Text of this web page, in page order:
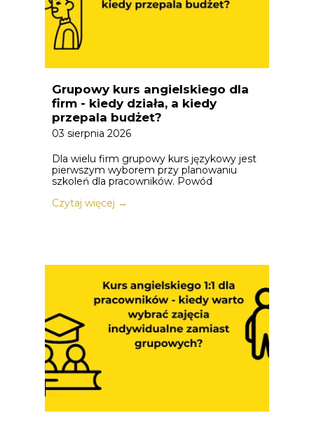
Grupowy kurs angielskiego dla
firm - kiedy działa, a kiedy
przepala budżet?
03 sierpnia 2026
Dla wielu firm grupowy kurs językowy jest
pierwszym wyborem przy planowaniu
szkoleń dla pracowników. Powód
Czytaj więcej →